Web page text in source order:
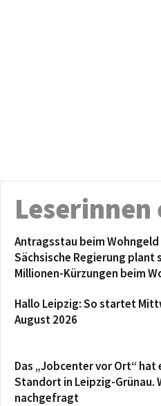
Antragsstau beim Wohngeld
Sächsische Regierung plant
Millionen-Kürzungen beim
Hallo Leipzig: So startet
August 2026
Das „Jobcenter vor Ort“ hat
Standort in Leipzig-Grünau.
nachgefragt